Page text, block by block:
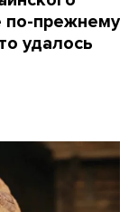
по-прежнему
удалось